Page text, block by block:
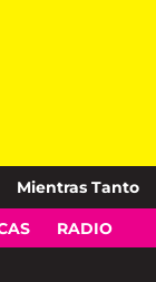
Mientras Tanto
RADIO